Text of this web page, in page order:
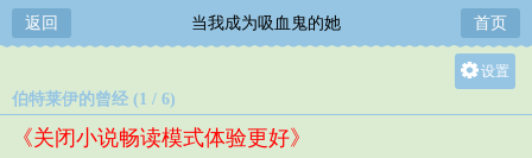
返回 当我成为吸血鬼的她 首页
设置
伯特莱伊的曾经 (1 / 6)
《关闭小说畅读模式体验更好》